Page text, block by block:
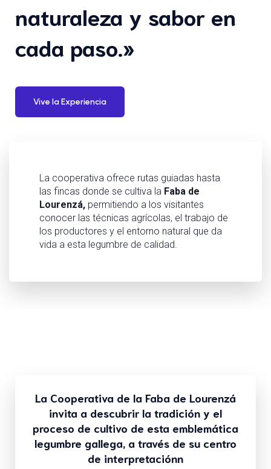
naturaleza y sabor en
cada paso.»
Vive la Experiencia
La cooperativa ofrece rutas guiadas hasta
las fincas donde se cultiva la Faba de
Lourenzá, permitiendo a los visitantes
conocer las técnicas agrícolas, el trabajo de
los productores y el entorno natural que da
vida a esta legumbre de calidad.
La Cooperativa de la Faba de Lourenzá
invita a descubrir la tradición y el
proceso de cultivo de esta emblemática
legumbre gallega, a través de su centro
de interpretaciónn